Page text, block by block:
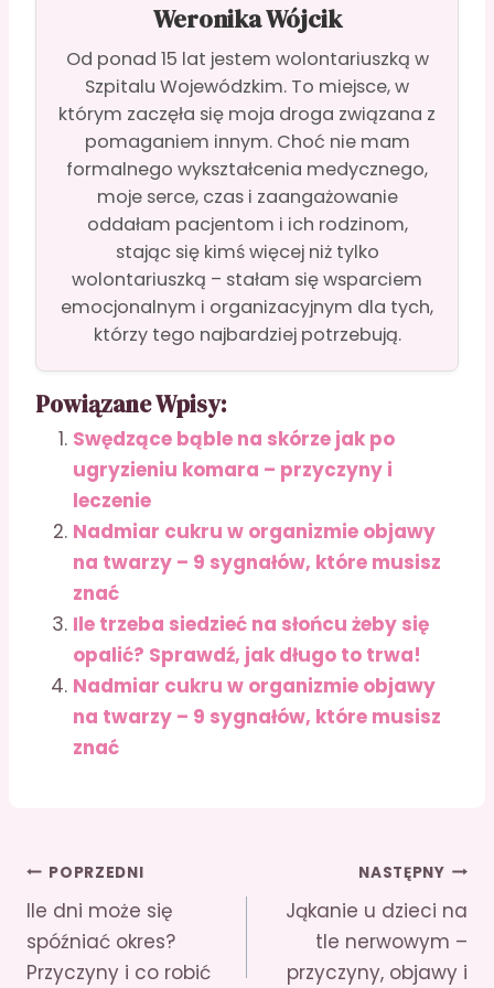
Weronika Wójcik
Od ponad 15 lat jestem wolontariuszką w
Szpitalu Wojewódzkim. To miejsce, w
którym zaczęła się moja droga związana z
pomaganiem innym. Choć nie mam
formalnego wykształcenia medycznego,
moje serce, czas i zaangażowanie
oddałam pacjentom i ich rodzinom,
stając się kimś więcej niż tylko
wolontariuszką – stałam się wsparciem
emocjonalnym i organizacyjnym dla tych,
którzy tego najbardziej potrzebują.
Powiązane Wpisy:
Swędzące bąble na skórze jak po
ugryzieniu komara – przyczyny i
leczenie
Nadmiar cukru w organizmie objawy
na twarzy – 9 sygnałów, które musisz
znać
Ile trzeba siedzieć na słońcu żeby się
opalić? Sprawdź, jak długo to trwa!
Nadmiar cukru w organizmie objawy
na twarzy – 9 sygnałów, które musisz
znać
Nawigacja
wpisu
POPRZEDNI
Ile dni może się
spóźniać okres?
Przyczyny i co robić
NASTĘPNY
Jąkanie u dzieci na
tle nerwowym –
przyczyny, objawy i